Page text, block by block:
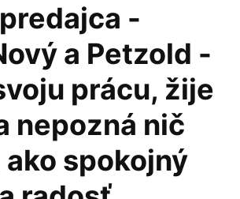
-
a Petzold -
prácu, žije
nepozná nič
spokojný